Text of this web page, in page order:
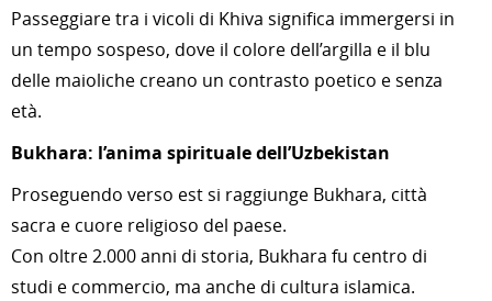
Passeggiare tra i vicoli di Khiva significa immergersi in
un tempo sospeso, dove il colore dell’argilla e il blu
delle maioliche creano un contrasto poetico e senza
età.
Bukhara: l’anima spirituale dell’Uzbekistan
Proseguendo verso est si raggiunge Bukhara, città
sacra e cuore religioso del paese.
Con oltre 2.000 anni di storia, Bukhara fu centro di
studi e commercio, ma anche di cultura islamica.